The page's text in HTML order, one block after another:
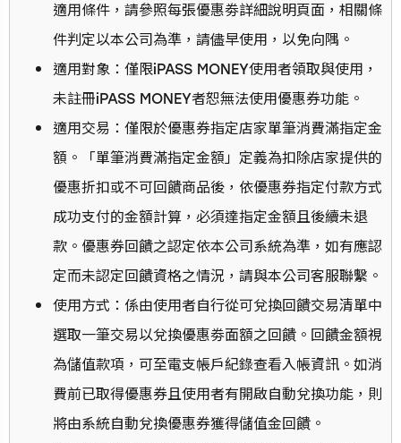
適用條件，請參照每張優惠劵詳細說明頁面，相關條
件判定以本公司為準，請儘早使用，以免向隅。
適用對象：僅限iPASS MONEY使用者領取與使用，
未註冊iPASS MONEY者恕無法使用優惠券功能。
適用交易：僅限於優惠券指定店家單筆消費滿指定金
額。「單筆消費滿指定金額」定義為扣除店家提供的
優惠折扣或不可回饋商品後，依優惠券指定付款方式
成功支付的金額計算，必須達指定金額且後續未退
款。優惠券回饋之認定依本公司系統為準，如有應認
定而未認定回饋資格之情況，請與本公司客服聯繫。
使用方式：係由使用者自行從可兌換回饋交易清單中
選取一筆交易以兌換優惠劵面額之回饋。回饋金額視
為儲值款項，可至電支帳戶紀錄查看入帳資訊。如消
費前已取得優惠券且使用者有開啟自動兌換功能，則
將由系統自動兌換優惠券獲得儲值金回饋。